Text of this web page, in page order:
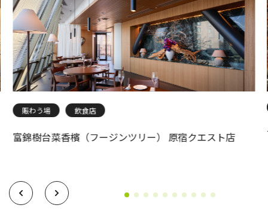
賑わう場 飲食店
富錦樹台菜香檳（フージンツリー） 原宿クエスト店